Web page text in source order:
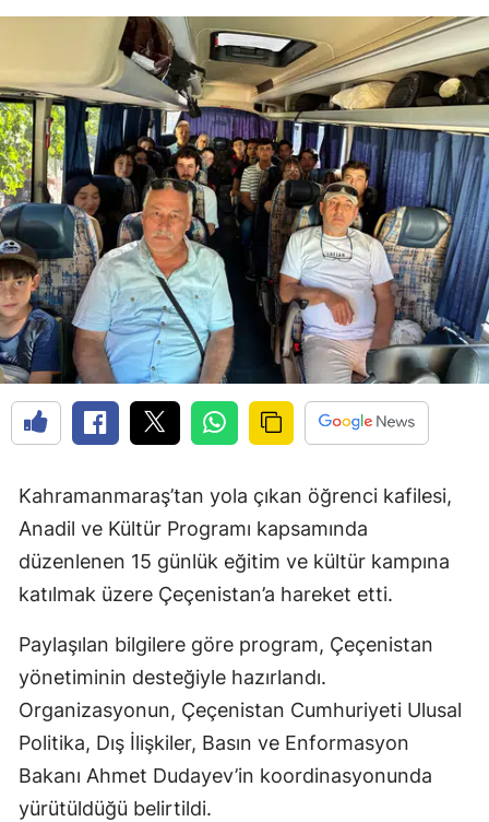
Kahramanmaraş’tan yola çıkan öğrenci kafilesi,
Anadil ve Kültür Programı kapsamında
düzenlenen 15 günlük eğitim ve kültür kampına
katılmak üzere Çeçenistan’a hareket etti.
Paylaşılan bilgilere göre program, Çeçenistan
yönetiminin desteğiyle hazırlandı.
Organizasyonun, Çeçenistan Cumhuriyeti Ulusal
Politika, Dış İlişkiler, Basın ve Enformasyon
Bakanı Ahmet Dudayev’in koordinasyonunda
yürütüldüğü belirtildi.